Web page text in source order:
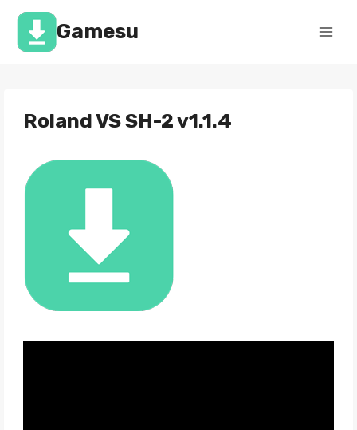
Перейти
содержимомуGamesu
Roland VS SH-2 v1.1.4